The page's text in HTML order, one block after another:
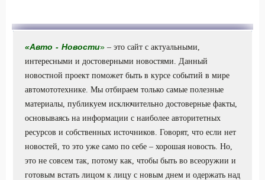
«Авто -Новости» – это сайт с актуальными,
интересными и достоверными новостями. Данный
новостной проект поможет быть в курсе событий в мире
автомототехнике. Мы отбираем только самые полезные
материалы, публикуем исключительно достоверные факты,
основываясь на информации с наиболее авторитетных
ресурсов и собственных источников. Говорят, что если нет
новостей, то это уже само по себе – хорошая новость. Но,
это не совсем так, потому как, чтобы быть во всеоружии и
готовым встать лицом к лицу с новым днем и одержать над